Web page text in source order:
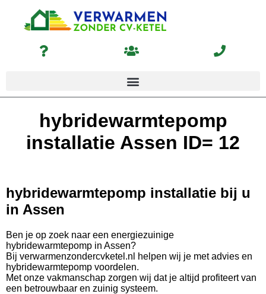
hybridewarmtepomp
installatie Assen ID= 12
hybridewarmtepomp installatie bij u
in Assen
Ben je op zoek naar een energiezuinige
hybridewarmtepomp in Assen?
Bij verwarmenzondercvketel.nl helpen wij je met advies en
hybridewarmtepomp voordelen.
Met onze vakmanschap zorgen wij dat je altijd profiteert van
een betrouwbaar en zuinig systeem.